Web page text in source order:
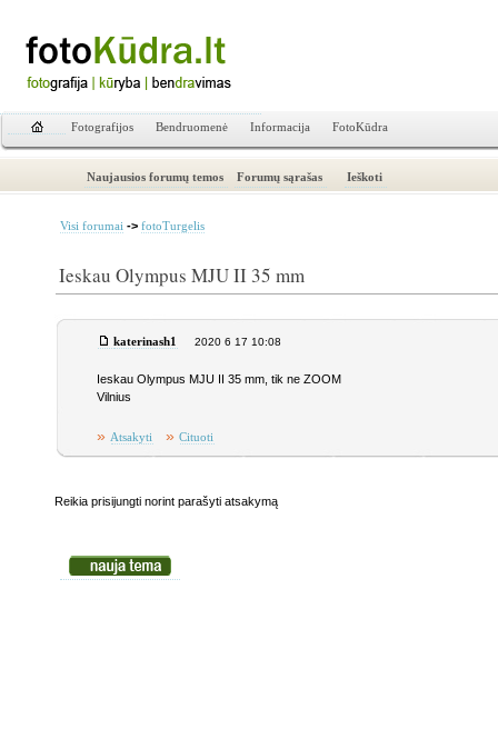
Fotografijos Bendruomenė Informacija FotoKūdra
Naujausios forumų temos Forumų sąrašas Ieškoti
Visi forumai -> fotoTurgelis
Ieskau Olympus MJU II 35 mm
katerinash1 2020 6 17 10:08
Ieskau Olympus MJU II 35 mm, tik ne ZOOM
Vilnius
» Atsakyti » Cituoti
Reikia prisijungti norint parašyti atsakymą